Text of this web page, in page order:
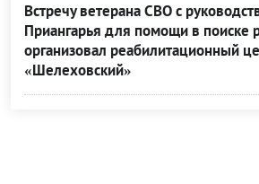
Встречу ветерана СВО с
Приангарья для помощи в поиске
организовал реабилитационный
«Шелеховский»